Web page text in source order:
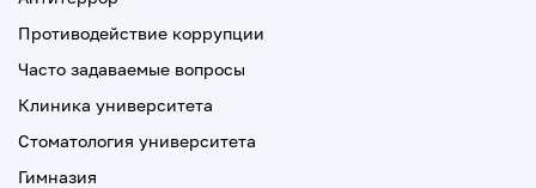
Противодействие коррупции
Часто задаваемые вопросы
Клиника университета
Стоматология университета
Гимназия